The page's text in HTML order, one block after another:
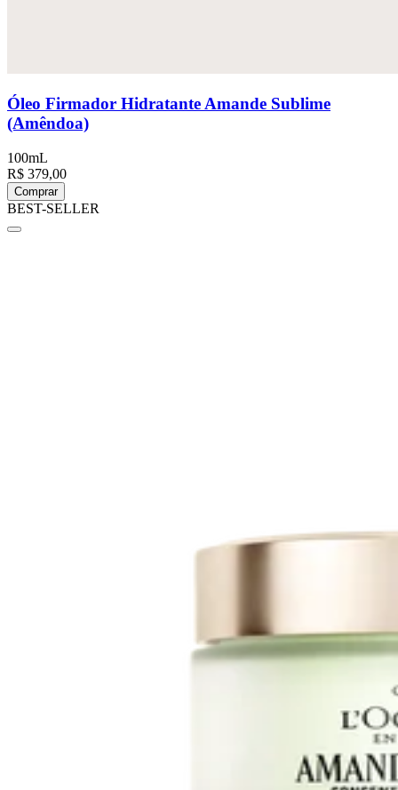
Óleo Firmador Hidratante Amande Sublime
(Amêndoa)
100mL
R$ 379,00
Comprar
BEST-SELLER